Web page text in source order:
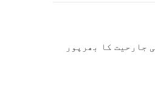
جارحیت کا بھرپور